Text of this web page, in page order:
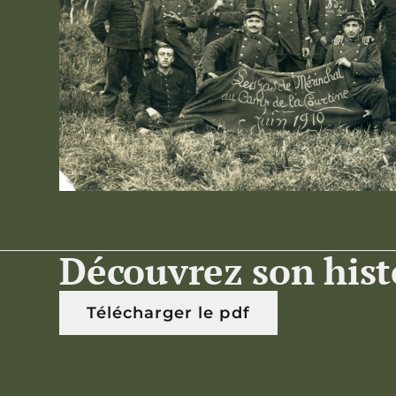
Découvrez son
Télécharger le pdf